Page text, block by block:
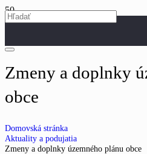
Zmeny a doplnky
obce
Domovská stránka
Aktuality a podujatia
Zmeny a doplnky územného plánu obce